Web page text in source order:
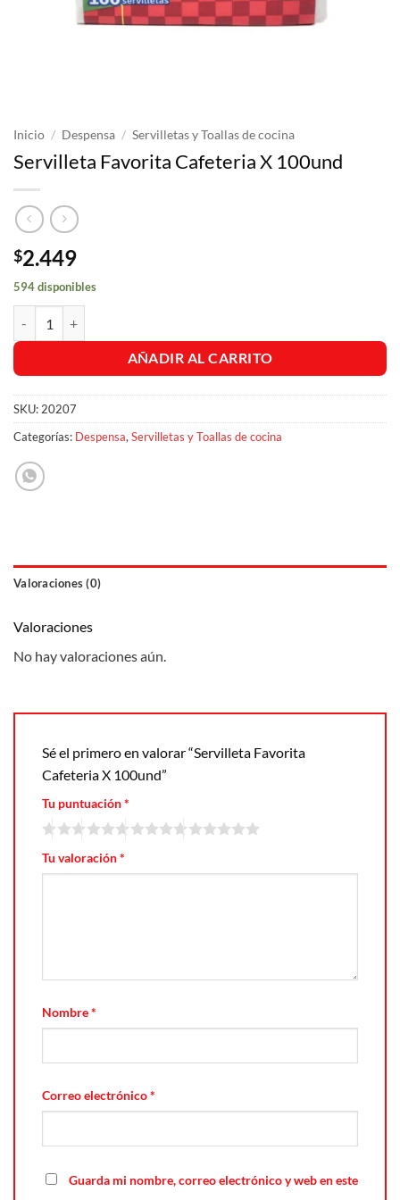
Inicio / Despensa / Servilletas y Toallas de cocina
Servilleta Favorita Cafeteria X 100und
$2.449
594 disponibles
AÑADIR AL CARRITO
SKU: 20207
Categorías: Despensa, Servilletas y Toallas de cocina
Valoraciones (0)
Valoraciones
No hay valoraciones aún.
Sé el primero en valorar “Servilleta Favorita
Cafeteria X 100und”
Tu puntuación*
Tu valoración*
Nombre*
Correo electrónico*
Guarda mi nombre, correo electrónico y web en este